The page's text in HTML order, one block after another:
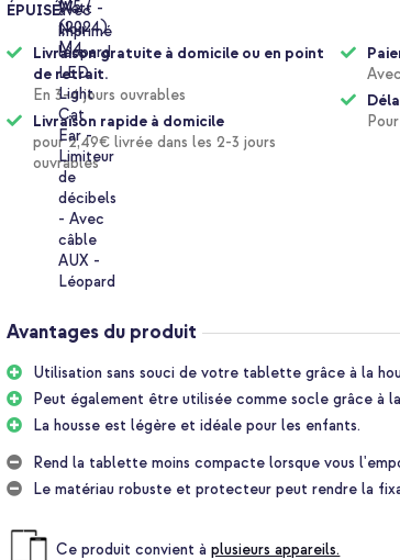
ÉPUISÉ
Livraison gratuite à domicile ou en point
de retrait.
En 3-4 jours ouvrables
Livraison rapide à domicile
pour 2,49€ livrée dans les 2-3 jours
ouvrables
Avantages du produit
Utilisation sans souci de votre tablette grâce à la
Peut également être utilisée comme socle grâce à
La housse est légère et idéale pour les enfants.
Rend la tablette moins compacte lorsque vous
Le matériau robuste et protecteur peut rendre la
Ce produit convient àplusieurs appareils.